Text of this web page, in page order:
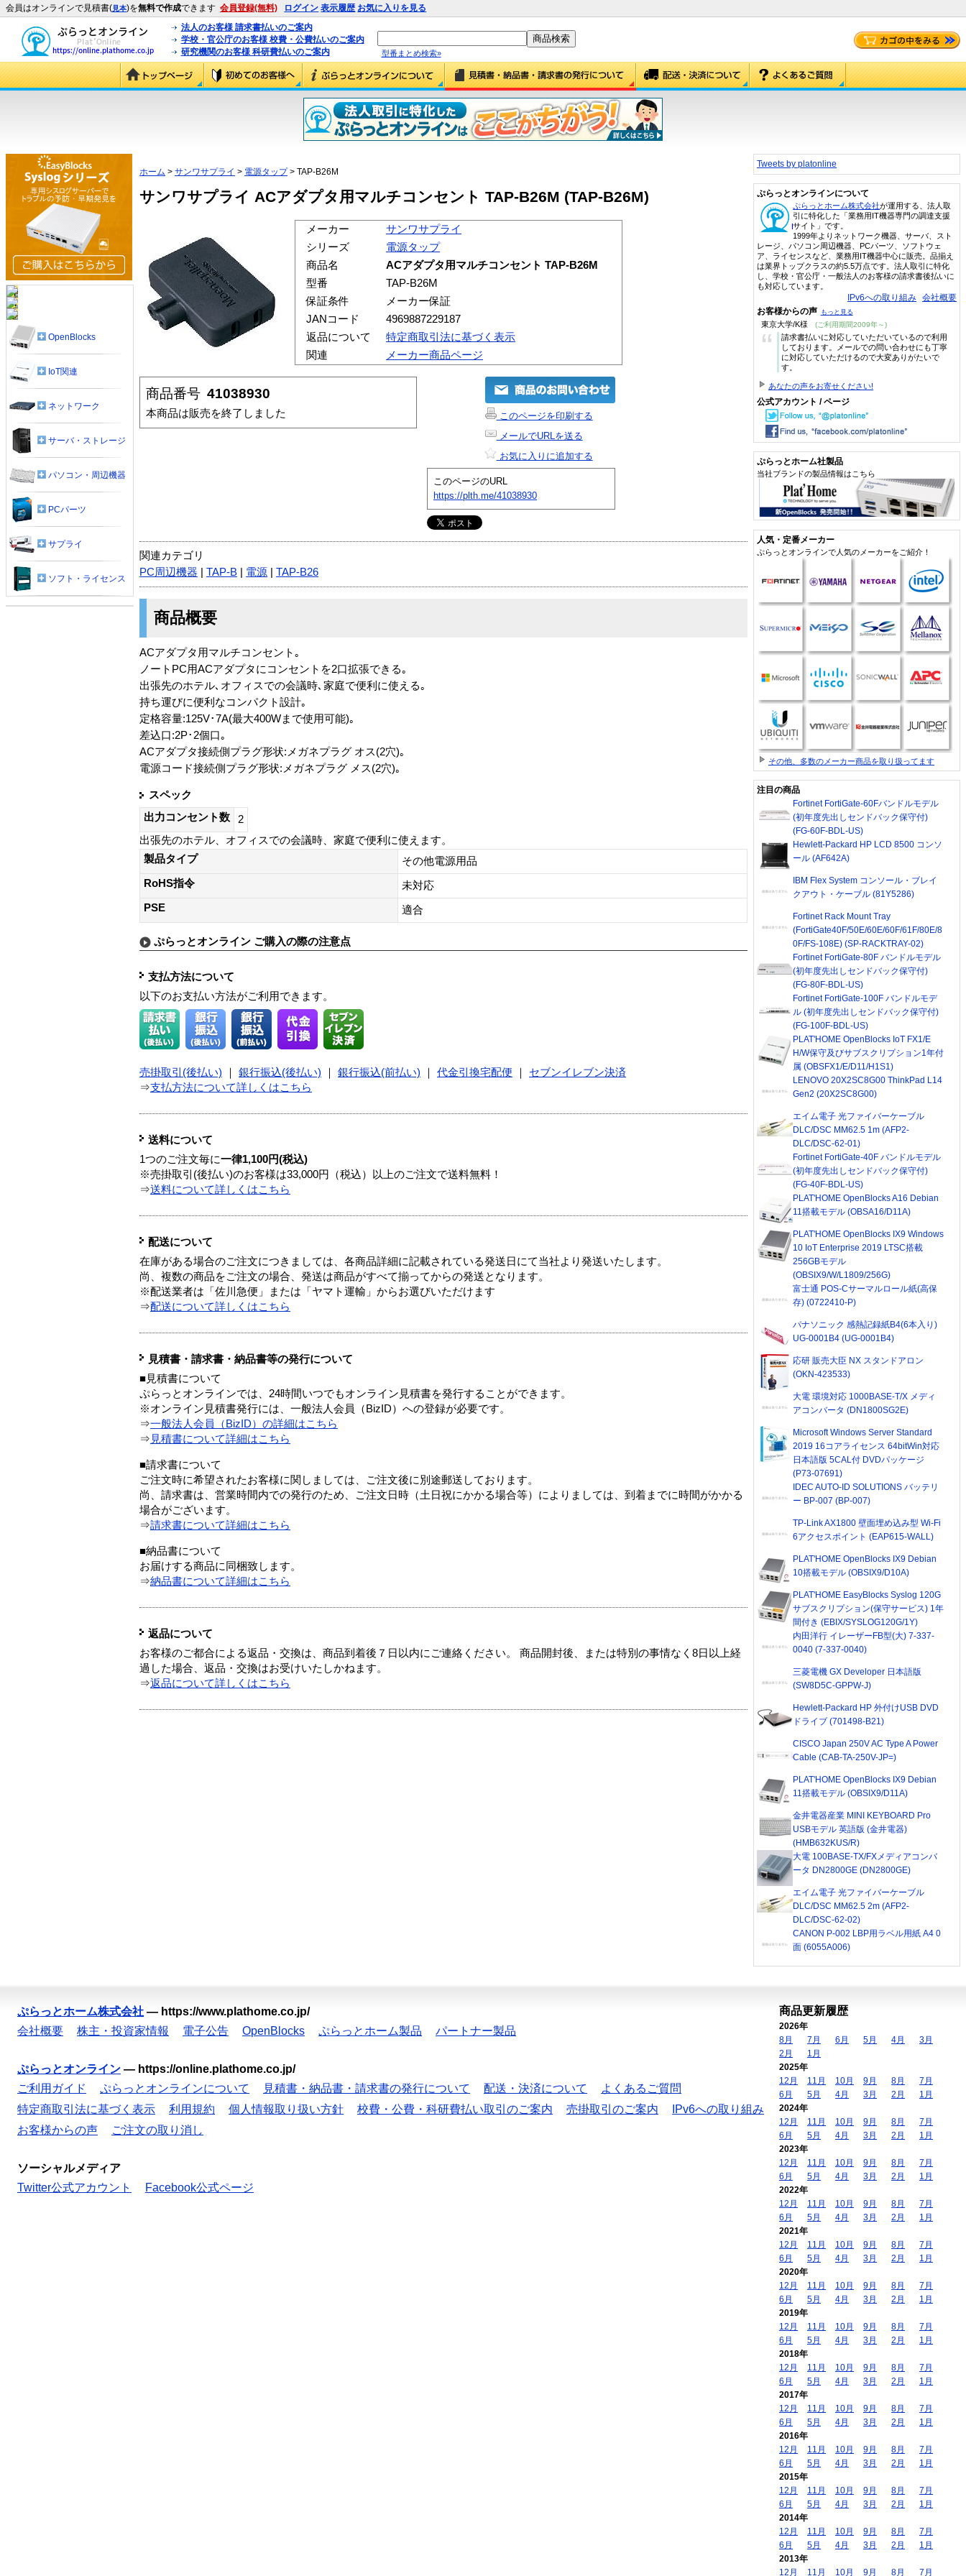
会員はオンラインで見積書(見本)を無料で作成できます 会員登録(無料) ログイン 表示履歴 お気に入りを見る
法人のお客様 請求書払いのご案内
学校・官公庁のお客様 校費・公費払いのご案内
研究機関のお客様 科研費払いのご案内
型番まとめ検索»
ホーム > サンワサプライ > 電源タップ> TAP-B26M
サンワサプライ ACアダプタ用マルチコンセント TAP-B26M (TAP-B26M)
メーカー
サンワサプライ
シリーズ
電源タップ
商品名
ACアダプタ用マルチコンセント TAP-B26M
型番
TAP-B26M
保証条件
メーカー保証
JANコード
4969887229187
返品について
特定商取引法に基づく表示
関連
メーカー商品ページ
商品番号 41038930
本商品は販売を終了しました
このページを印刷する
メールでURLを送る
お気に入りに追加する
このページのURL
https://plth.me/41038930
関連カテゴリ
PC周辺機器
TAP-B 電源 TAP-B26
商品概要
ACアダプタ用マルチコンセント｡
ノートPC用ACアダプタにコンセントを2口拡張できる｡
出張先のホテル､オフィスでの会議時､家庭で便利に使える｡
持ち運びに便利なコンパクト設計｡
定格容量:125V･7A(最大400Wまで使用可能)｡
差込口:2P･2個口｡
ACアダプタ接続側プラグ形状:メガネプラグ オス(2穴)｡
電源コード接続側プラグ形状:メガネプラグ メス(2穴)｡
スペック
出力コンセント数
2
出張先のホテル、オフィスでの会議時、家庭で便利に使えます。
製品タイプ
その他電源用品
RoHS指令
未対応
PSE
適合
ぷらっとオンライン ご購入の際の注意点
支払方法について
以下のお支払い方法がご利用できます。
売掛取引(後払い) 銀行振込(後払い) 銀行振込(前払い) 代金引換宅配便
セブンイレブン決済
⇒支払方法について詳しくはこちら
送料について
1つのご注文毎に一律1,100円(税込)
※売掛取引(後払い)のお客様は33,000円（税込）以上のご注文で送料無料！
⇒送料について詳しくはこちら
配送について
在庫がある場合のご注文につきましては、各商品詳細に記載されている発送日にて当社より発送いたします。
尚、複数の商品をご注文の場合、発送は商品がすべて揃ってからの発送となります。
※配送業者は「佐川急便」または「ヤマト運輸」からお選びいただけます
⇒配送について詳しくはこちら
見積書・請求書・納品書等の発行について
■見積書について
ぷらっとオンラインでは、24時間いつでもオンライン見積書を発行することができます。
※オンライン見積書発行には、一般法人会員（BizID）への登録が必要です。
⇒一般法人会員（BizID）の詳細はこちら
⇒ 見積書について詳細はこちら
■請求書について
ご注文時に希望されたお客様に関しましては、ご注文後に別途郵送しております。
尚、請求書は、営業時間内での発行のため、ご注文日時（土日祝にかかる場合等）によりましては、到着までに時間がかかる
場合がございます。
⇒請求書について詳細はこちら
■納品書について
お届けする商品に同梱致します。
⇒納品書について詳細はこちら
返品について
お客様のご都合による返品・交換は、商品到着後７日以内にご連絡ください。 商品開封後、または特別の事情なく8日以上経
過した場合、返品・交換はお受けいたしかねます。
⇒返品について詳しくはこちら
OpenBlocks
IoT関連
ネットワーク
サーバ・ストレージ
パソコン・周辺機器
PCパーツ
サプライ
ソフト・ライセンス
Tweets by platonline
ぷらっとオンラインについて
ぷらっとホーム株式会社が運用する、法人取
引に特化した「業務用IT機器専門の調達支援
サイト」です。
1999年よりネットワーク機器、サーバ、スト
レージ、パソコン周辺機器、PCパーツ、ソフトウェ
ア、ライセンスなど、業務用IT機器中心に販売。品揃え
は業界トップクラスの約5.5万点です。法人取引に特化
し、学校・官公庁・一般法人のお客様の請求書後払いに
も対応しています。
IPv6への取り組み 会社概要
お客様からの声 もっと見る
東京大学/K様 (ご利用期間2009年～)
“
請求書払いに対応していただいているので利用
しております。メールでの問い合わせにも丁寧
に対応していただけるので大変ありがたいで
す。
あなたの声をお寄せください!
公式アカウント / ページ
ぷらっとホーム社製品
当社ブランドの製品情報はこちら
人気・定番メーカー
ぷらっとオンラインで人気のメーカーをご紹介！
その他、多数のメーカー商品を取り扱ってます
注目の商品
Fortinet FortiGate-60Fバンドルモデル
(初年度先出しセンドバック保守付)
(FG-60F-BDL-US)
Hewlett-Packard HP LCD 8500 コンソ
ール (AF642A)
IBM Flex System コンソール・ブレイ
クアウト・ケーブル (81Y5286)
Fortinet Rack Mount Tray
(FortiGate40F/50E/60E/60F/61F/80E/8
0F/FS-108E) (SP-RACKTRAY-02)
Fortinet FortiGate-80F バンドルモデル
(初年度先出しセンドバック保守付)
(FG-80F-BDL-US)
Fortinet FortiGate-100F バンドルモデ
ル (初年度先出しセンドバック保守付)
(FG-100F-BDL-US)
PLAT'HOME OpenBlocks IoT FX1/E
H/W保守及びサブスクリプション1年付
属 (OBSFX1/E/D11/H1S1)
LENOVO 20X2SC8G00 ThinkPad L14
Gen2 (20X2SC8G00)
エイム電子 光ファイバーケーブル
DLC/DSC MM62.5 1m (AFP2-
DLC/DSC-62-01)
Fortinet FortiGate-40F バンドルモデル
(初年度先出しセンドバック保守付)
(FG-40F-BDL-US)
PLAT'HOME OpenBlocks A16 Debian
11搭載モデル (OBSA16/D11A)
PLAT'HOME OpenBlocks IX9 Windows
10 IoT Enterprise 2019 LTSC搭載
256GBモデル
(OBSIX9/W/L1809/256G)
富士通 POS-Cサーマルロール紙(高保
存) (0722410-P)
パナソニック 感熱記録紙B4(6本入り)
UG-0001B4 (UG-0001B4)
応研 販売大臣 NX スタンドアロン
(OKN-423533)
大電 環境対応 1000BASE-T/X メディ
アコンバータ (DN1800SG2E)
Microsoft Windows Server Standard
2019 16コアライセンス 64bitWin対応
日本語版 5CAL付 DVDパッケージ
(P73-07691)
IDEC AUTO-ID SOLUTIONS バッテリ
ー BP-007 (BP-007)
TP-Link AX1800 壁面埋め込み型 Wi-Fi
6アクセスポイント (EAP615-WALL)
PLAT'HOME OpenBlocks IX9 Debian
10搭載モデル (OBSIX9/D10A)
PLAT'HOME EasyBlocks Syslog 120G
サブスクリプション(保守サービス) 1年
間付き (EBIX/SYSLOG120G/1Y)
内田洋行 イレーザーFB型(大) 7-337-
0040 (7-337-0040)
三菱電機 GX Developer 日本語版
(SW8D5C-GPPW-J)
Hewlett-Packard HP 外付けUSB DVD
ドライブ (701498-B21)
CISCO Japan 250V AC Type A Power
Cable (CAB-TA-250V-JP=)
PLAT'HOME OpenBlocks IX9 Debian
11搭載モデル (OBSIX9/D11A)
金井電器産業 MINI KEYBOARD Pro
USBモデル 英語版 (金井電器)
(HMB632KUS/R)
大電 100BASE-TX/FXメディアコンバ
ータ DN2800GE (DN2800GE)
エイム電子 光ファイバーケーブル
DLC/DSC MM62.5 2m (AFP2-
DLC/DSC-62-02)
CANON P-002 LBP用ラベル用紙 A4 0
面 (6055A006)
ぷらっとホーム株式会社 — https://www.plathome.co.jp/
会社概要
株主・投資家情報 電子公告 OpenBlocks ぷらっとホーム製品 パートナー製品
ぷらっとオンライン — https://online.plathome.co.jp/
ご利用ガイド
ぷらっとオンラインについて 見積書・納品書・請求書の発行について 配送・決済について
よくあるご質問
特定商取引法に基づく表示
利用規約 個人情報取り扱い方針 校費・公費・科研費払い取引のご案内 売掛取引のご案内
IPv6への取り組み
お客様からの声
ご注文の取り消し
ソーシャルメディア
Twitter公式アカウント
Facebook公式ページ
商品更新履歴
2026年
8月
7月 6月 5月 4月
3月
2月
1月
2025年
12月
11月 10月 9月 8月
7月
6月
5月 4月 3月 2月
1月
2024年
12月
11月 10月 9月 8月
7月
6月
5月 4月 3月 2月
1月
2023年
12月
11月 10月 9月 8月
7月
6月
5月 4月 3月 2月
1月
2022年
12月
11月 10月 9月 8月
7月
6月
5月 4月 3月 2月
1月
2021年
12月
11月 10月 9月 8月
7月
6月
5月 4月 3月 2月
1月
2020年
12月
11月 10月 9月 8月
7月
6月
5月 4月 3月 2月
1月
2019年
12月
11月 10月 9月 8月
7月
6月
5月 4月 3月 2月
1月
2018年
12月
11月 10月 9月 8月
7月
6月
5月 4月 3月 2月
1月
2017年
12月
11月 10月 9月 8月
7月
6月
5月 4月 3月 2月
1月
2016年
12月
11月 10月 9月 8月
7月
6月
5月 4月 3月 2月
1月
2015年
12月
11月 10月 9月 8月
7月
6月
5月 4月 3月 2月
1月
2014年
12月
11月 10月 9月 8月
7月
6月
5月 4月 3月 2月
1月
2013年
12月
11月 10月 9月 8月 7月